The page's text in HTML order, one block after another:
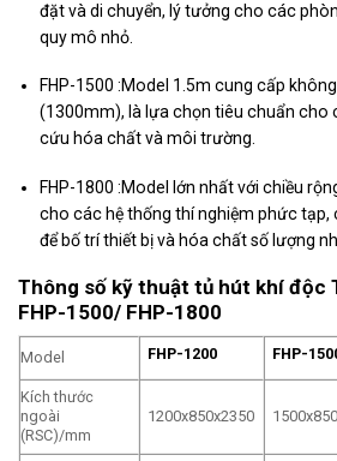
đặt và di chuyển, lý tưởng cho các
quy mô nhỏ.
FHP-1500 :Model 1.5m cung cấp
(1300mm), là lựa chọn tiêu chuẩn cho
cứu hóa chất và môi trường.
FHP-1800 :Model lớn nhất với chiều
cho các hệ thống thí nghiệm phức tạp,
để bố trí thiết bị và hóa chất số lượng
Thông số kỹ thuật tủ hút khí độc
FHP-1500/ FHP-1800
Model FHP-1200 FHP-
Kích thước
ngoài
(RSC)/mm
1200x850x2350